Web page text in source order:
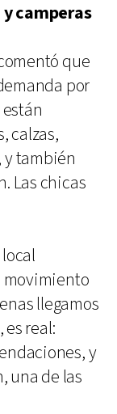
camperas
que
por
calzas,
y también
Las chicas
movimiento
llegamos
es real:
y
una de las